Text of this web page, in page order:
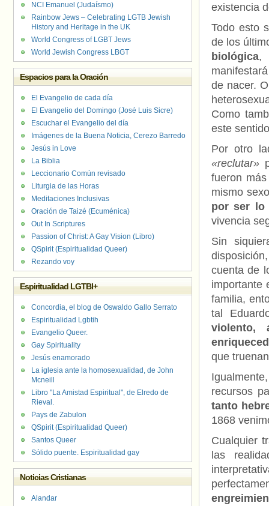
existencia
Todo esto
de los
biológica,
de nacer.
Como
este
Por otro
«reclutar»
fueron
mismo
por ser lo
vivencia
Sin
cuenta de
importante
familia,
tal
violento,
que
recursos
tanto
1868
Cualquier
las
NCI Emanuel (Judaísmo)
Rainbow Jews – Celebrating LGTB Jewish
History and Heritage in the UK
World Congress of LGBT Jews
World Jewish Congress LBGT
Espacios para la Oración
El Evangelio de cada día
El Evangelio del Domingo (José Luis Sicre)
Escuchar el Evangelio del día
Imágenes de la Buena Noticia, Cerezo Barredo
Jesús in Love
La Biblia
Leccionario Común revisado
Liturgia de las Horas
Meditaciones Inclusivas
Oración de Taizé (Ecuménica)
Out In Scriptures
Passion of Christ: A Gay Vision (Libro)
QSpirit (Espiritualidad Queer)
Rezando voy
Espiritualidad LGTBI+
Concordia, el blog de Oswaldo Gallo Serrato
Espiritualidad Lgbtih
Evangelio Queer.
Gay Spirituality
Jesús enamorado
La iglesia ante la homosexualidad, de John
Mcneill
Libro "La Amistad Espiritual", de Elredo de
Rieval.
Pays de Zabulon
QSpirit (Espiritualidad Queer)
Santos Queer
Sólido puente. Espiritualidad gay
Noticias Cristianas
Alandar